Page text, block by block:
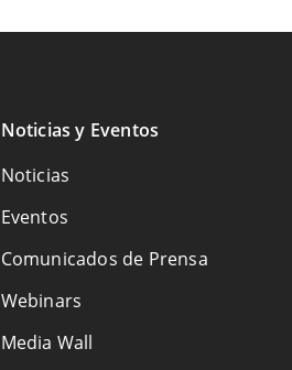
Noticias y Eventos
Noticias
Eventos
Comunicados de Prensa
Webinars
Media Wall